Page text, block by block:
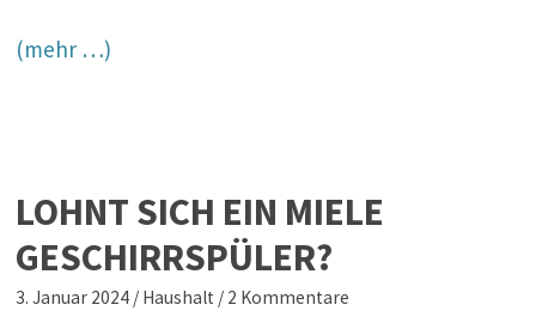
(mehr …)
LOHNT SICH EIN MIELE
GESCHIRRSPÜLER?
3. Januar 2024 / Haushalt / 2 Kommentare